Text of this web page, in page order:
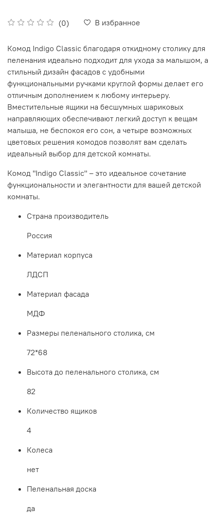
(0) В избранное
Комод Indigo Classic благодаря откидному столику для
пеленания идеально подходит для ухода за малышом, а
стильный дизайн фасадов с удобными
функциональными ручками круглой формы делает его
отличным дополнением к любому интерьеру.
Вместительные ящики на бесшумных шариковых
направляющих обеспечивают легкий доступ к вещам
малыша, не беспокоя его сон, а четыре возможных
цветовых решения комодов позволят вам сделать
идеальный выбор для детской комнаты.
Комод "Indigo Classic" – это идеальное сочетание
функциональности и элегантности для вашей детской
комнаты.
Страна производитель
Россия
Материал корпуса
ЛДСП
Материал фасада
МДФ
Размеры пеленального столика, см
72*68
Высота до пеленального столика, см
82
Количество ящиков
4
Колеса
нет
Пеленальная доска
да